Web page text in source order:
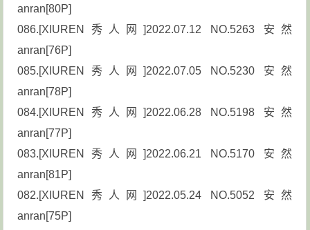
anran[80P]
086.[XIUREN秀人网]2022.07.12 NO.5263 安然
anran[76P]
085.[XIUREN秀人网]2022.07.05 NO.5230 安然
anran[78P]
084.[XIUREN秀人网]2022.06.28 NO.5198 安然
anran[77P]
083.[XIUREN秀人网]2022.06.21 NO.5170 安然
anran[81P]
082.[XIUREN秀人网]2022.05.24 NO.5052 安然
anran[75P]